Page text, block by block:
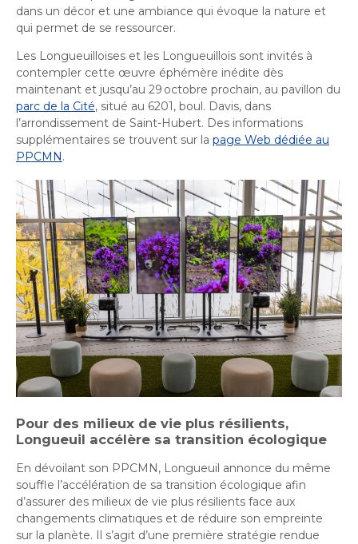
dans un décor et une ambiance qui évoque la nature et
qui permet de se ressourcer.
Les Longueuilloises et les Longueuillois sont invités à
contempler cette œuvre éphémère inédite dès
maintenant et jusqu’au 29 octobre prochain, au pavillon du
parc de la Cité, situé au 6201, boul. Davis, dans
l’arrondissement de Saint-Hubert. Des informations
supplémentaires se trouvent sur la page Web dédiée au
PPCMN.
Pour des milieux de vie plus résilients,
Longueuil accélère sa transition écologique
En dévoilant son PPCMN, Longueuil annonce du même
souffle l’accélération de sa transition écologique afin
d’assurer des milieux de vie plus résilients face aux
changements climatiques et de réduire son empreinte
sur la planète. Il s’agit d’une première stratégie rendue